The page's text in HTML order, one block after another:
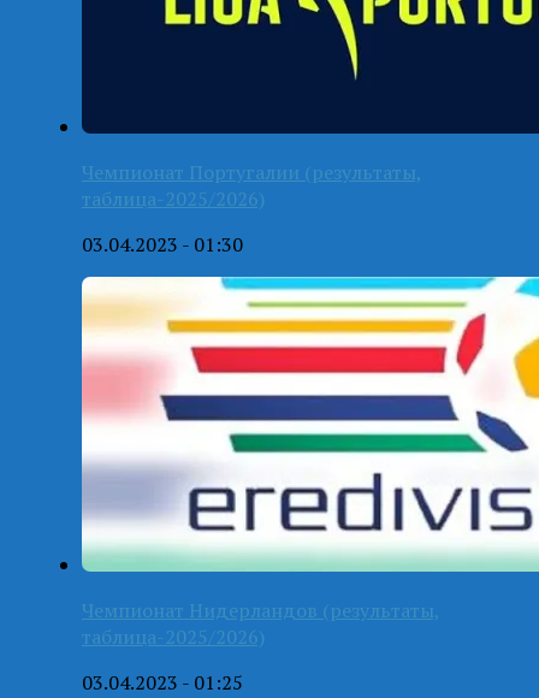
Чемпионат Португалии (результаты,
таблица-2025/2026)
03.04.2023 - 01:30
Чемпионат Нидерландов (результаты,
таблица-2025/2026)
03.04.2023 - 01:25